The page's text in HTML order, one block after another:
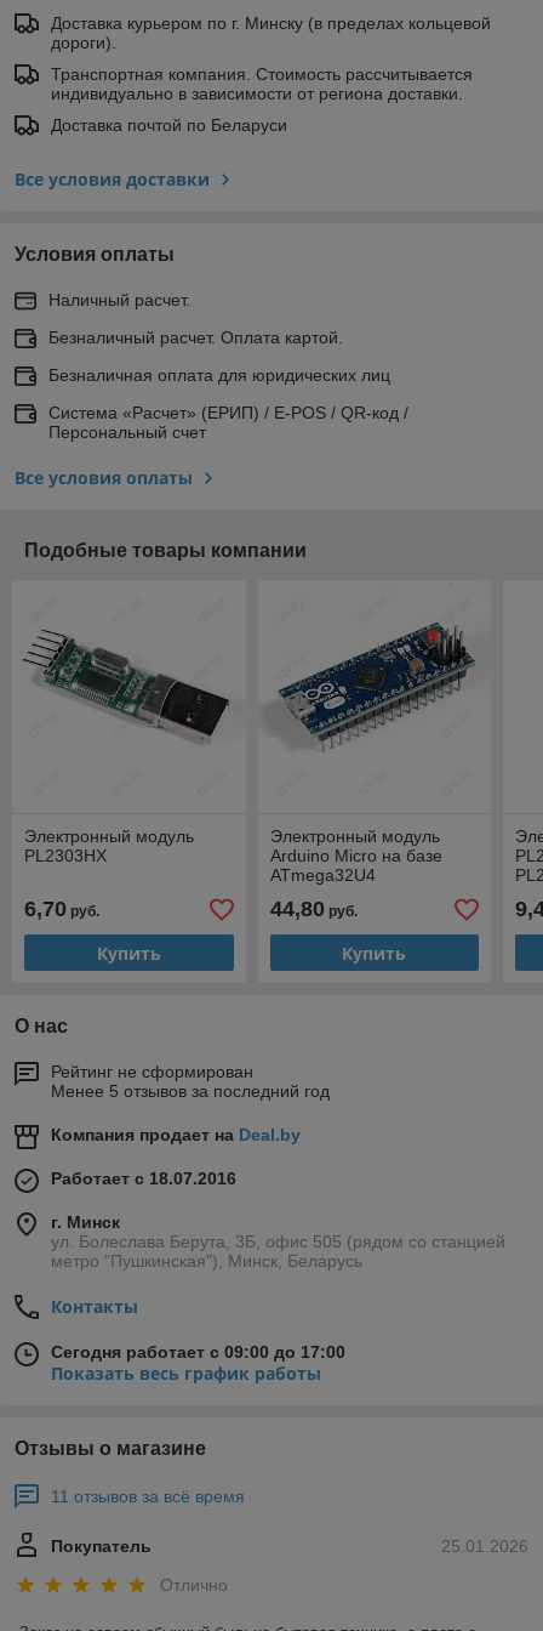
Доставка курьером по г. Минску (в пределах кольцевой
дороги).
Транспортная компания. Стоимость рассчитывается
индивидуально в зависимости от региона доставки.
Доставка почтой по Беларуси
Все условия доставки
Условия оплаты
Наличный расчет.
Безналичный расчет. Оплата картой.
Безналичная оплата для юридических лиц
Система «Расчет» (ЕРИП) / E-POS / QR-код /
Персональный счет
Все условия оплаты
Подобные товары компании
Электронный модуль
PL2303HX
6,70 руб.
Купить
Электронный модуль
Arduino Micro на базе
ATmega32U4
44,80руб.
Купить
О нас
Рейтинг не сформирован
Менее 5 отзывов за последний год
Компания продает на Deal.by
Работает с 18.07.2016
г. Минск
ул. Болеслава Берута, 3Б, офис 505 (рядом со станцией
метро "Пушкинская"), Минск, Беларусь
Контакты
Сегодня работает с 09:00 до 17:00
Показать весь график работы
Отзывы о магазине
11 отзывов за всё время
25.01.2026
Покупатель
Отлично